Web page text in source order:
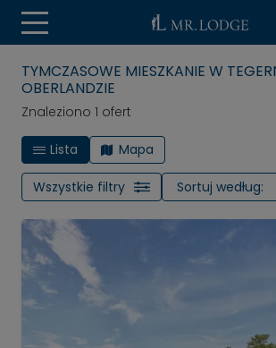
TYMCZASOWE MIESZKANIE W
OBERLANDZIE
Znaleziono 1 ofert
Lista Mapa
Wszystkie filtry